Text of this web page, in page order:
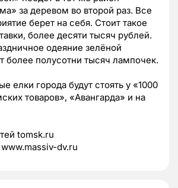
за деревом во второй раз. Все
берет на себя. Стоит такое
более десяти тысяч рублей.
одеяние зелёной
более полусотни тысяч лампочек.
елки города будут стоять у «1000
товаров», «Авангарда» и на
tomsk.ru
dv.ru